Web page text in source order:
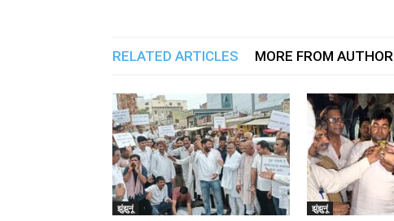
RELATED ARTICLES MORE FROM AUTHOR
झुंझुनूं झुंझुनूं